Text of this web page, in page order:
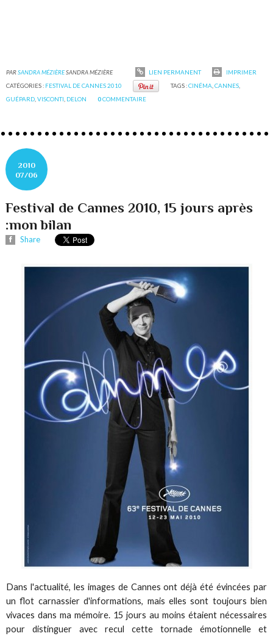
PARSANDRA MÉZIÈRESANDRA MÉZIÈRE LIEN PERMANENT
IMPRIMER
CATÉGORIES : FESTIVAL DE CANNES 2010 TAGS :CINÉMA CANNES,
GUÉPARD ,VISCONTI DELON 0COMMENTAIRE
2010
07/06
Festival de Cannes 2010, 15 jours après
:mon bilan
Share
Dans l'actualité, les images de Cannes ont déjà été évincées par
un flot carnassier d'informations, mais elles sont toujours bien
vivaces dans ma mémoire. 15 jours au moins étaient nécessaires
pour distinguer avec recul cette tornade émotionnelle et